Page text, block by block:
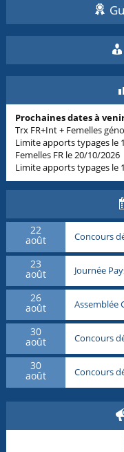
Prochaines dates à
Trx FR+Int + Femelles
Limite apports typages le
Femelles FR le 20/10/2026
Limite apports typages le
22
août Concours
23
août Journée
26
août Assemblée
30
août Concours
30
août Concours